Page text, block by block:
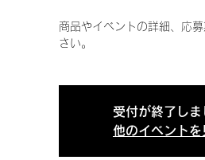
商品やイベントの詳細、応
さい。
受付が終了しま
他のイベントを